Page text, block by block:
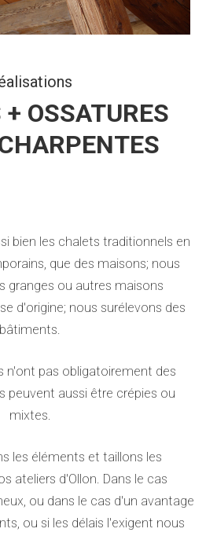
OSSATURES
bien les chalets traditionnels en
que des maisons; nous
granges ou autres maisons
d'origine; nous surélevons des
bâtiments.
n'ont pas obligatoirement des
peuvent aussi être crépies ou
mixtes.
les éléments et taillons les
ateliers d'Ollon. Dans le cas
ou dans le cas d'un avantage
ou si les délais l'exigent nous